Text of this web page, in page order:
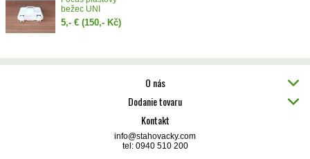
bežec UNI
5,- € (150,- Kč)
O nás
Dodanie tovaru
Kontakt
info@stahovacky.com
tel: 0940 510 200